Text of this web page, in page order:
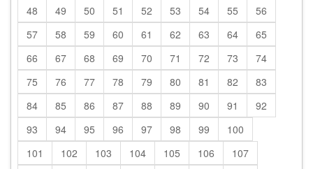
48
49 50 51 52 53 54 55
56
57
58 59 60 61 62 63 64
65
66
67 68 69 70 71 72 73
74
75
76 77 78 79 80 81 82
83
84
85 86 87 88 89 90 91
92
93
94 95 96 97 98 99
100
101
102 103 104 105 106
107